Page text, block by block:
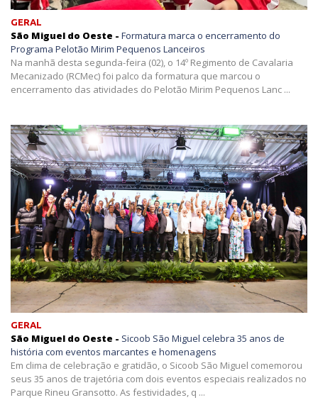
GERAL
São Miguel do Oeste - Formatura marca o encerramento do
Programa Pelotão Mirim Pequenos Lanceiros
Na manhã desta segunda-feira (02), o 14º Regimento de Cavalaria
Mecanizado (RCMec) foi palco da formatura que marcou o
encerramento das atividades do Pelotão Mirim Pequenos Lanc ...
GERAL
São Miguel do Oeste - Sicoob São Miguel celebra 35 anos de
história com eventos marcantes e homenagens
Em clima de celebração e gratidão, o Sicoob São Miguel comemorou
seus 35 anos de trajetória com dois eventos especiais realizados no
Parque Rineu Gransotto. As festividades, q ...